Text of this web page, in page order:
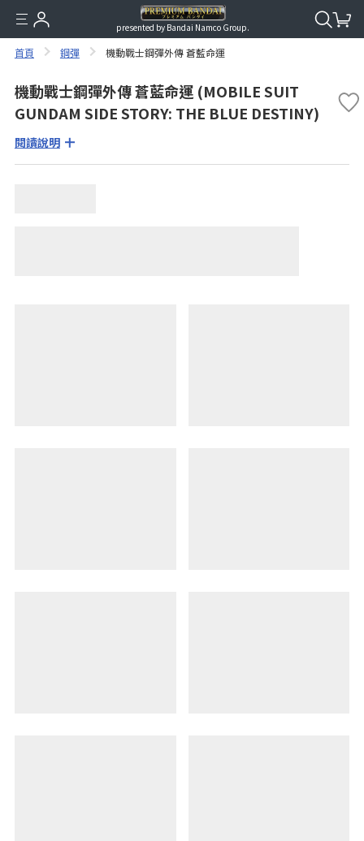
presented by Bandai Namco Group.
首頁 鋼彈 機動戰士鋼彈外傳 蒼藍命運
機動戰士鋼彈外傳 蒼藍命運 (MOBILE SUIT
GUNDAM SIDE STORY: THE BLUE DESTINY)
閱讀說明